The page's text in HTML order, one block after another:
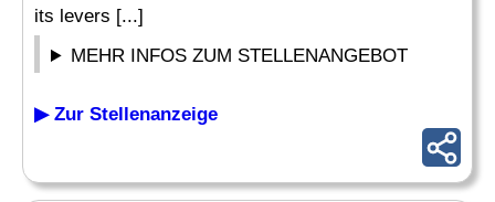
its levers [...]
MEHR INFOS ZUM STELLENANGEBOT
▶ Zur Stellenanzeige